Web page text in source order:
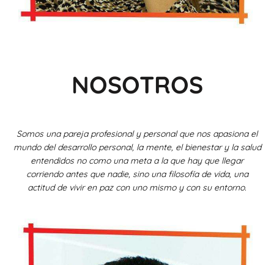
NOSOTROS
Somos una pareja profesional y personal que nos apasiona el
mundo del desarrollo personal, la mente, el bienestar y la salud
entendidos no como una meta a la que hay que llegar
corriendo antes que nadie, sino una filosofía de vida, una
actitud de vivir en paz con uno mismo y con su entorno.